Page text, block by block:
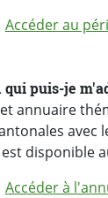
Accéder au
qui puis-je
avec
est disponible
Accéder à